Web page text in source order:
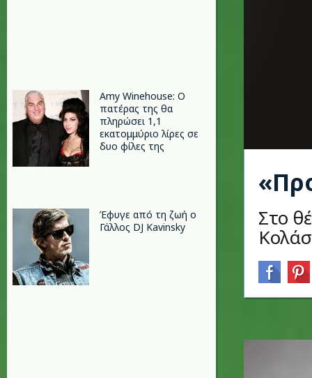
Amy Winehouse: Ο
πατέρας της θα
πληρώσει 1,1
εκατομμύριο λίρες σε
δυο φίλες της
Έφυγε από τη ζωή ο
Γάλλος DJ Kavinsky
Στο